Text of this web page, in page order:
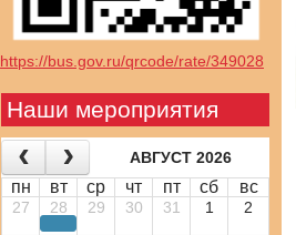
https://bus.gov.ru/qrcode/rate/349028
Наши мероприятия
АВГУСТ 2026
пн вт ср чт пт сб вс
27 28 29 30 31 1 2